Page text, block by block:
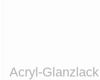
Acryl-